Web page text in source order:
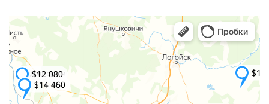
данного типа cookie-файлов можно
непосредственно на Сайте либо в настройках
браузера.
Рекламные cookie-файлы
Рекламные cookie-файлы используются для
данного типа cookie-файлов можно
непосредственно на Сайте либо в настройках
браузера.
Рекламные cookie-файлы
Рекламные cookie-файлы используются для